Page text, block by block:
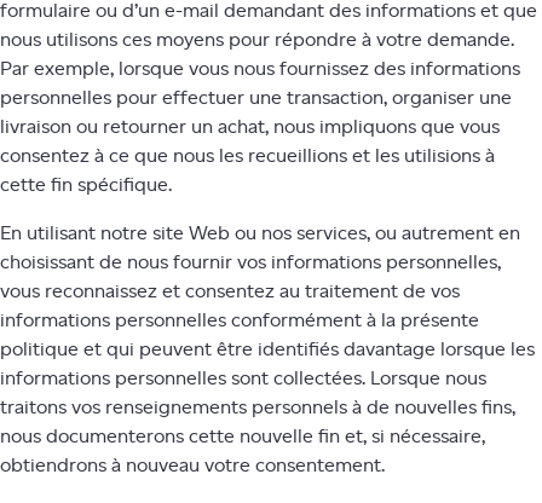
formulaire ou d’un e-mail demandant des informations et que
nous utilisons ces moyens pour répondre à votre demande.
Par exemple, lorsque vous nous fournissez des informations
personnelles pour effectuer une transaction, organiser une
livraison ou retourner un achat, nous impliquons que vous
consentez à ce que nous les recueillions et les utilisions à
cette fin spécifique.
En utilisant notre site Web ou nos services, ou autrement en
choisissant de nous fournir vos informations personnelles,
vous reconnaissez et consentez au traitement de vos
informations personnelles conformément à la présente
politique et qui peuvent être identifiés davantage lorsque les
informations personnelles sont collectées. Lorsque nous
traitons vos renseignements personnels à de nouvelles fins,
nous documenterons cette nouvelle fin et, si nécessaire,
obtiendrons à nouveau votre consentement.